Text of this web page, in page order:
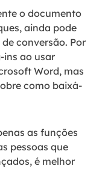
o documento
ainda pode
conversão. Por
ins ao usar
Word, mas
como baixá-
as funções
pessoas que
é melhor